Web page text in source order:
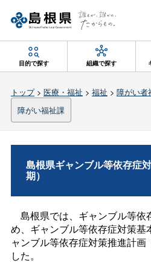
目的で探す 組織で探す
トップ> 医療・福祉 > 福祉 > 障がい者
障がい福祉課
島根県ギャンブル等依存症
期）
島根県では、ギャンブル等依
め、ギャンブル等依存症対策基
ャンブル等依存症対策推進計画
した。